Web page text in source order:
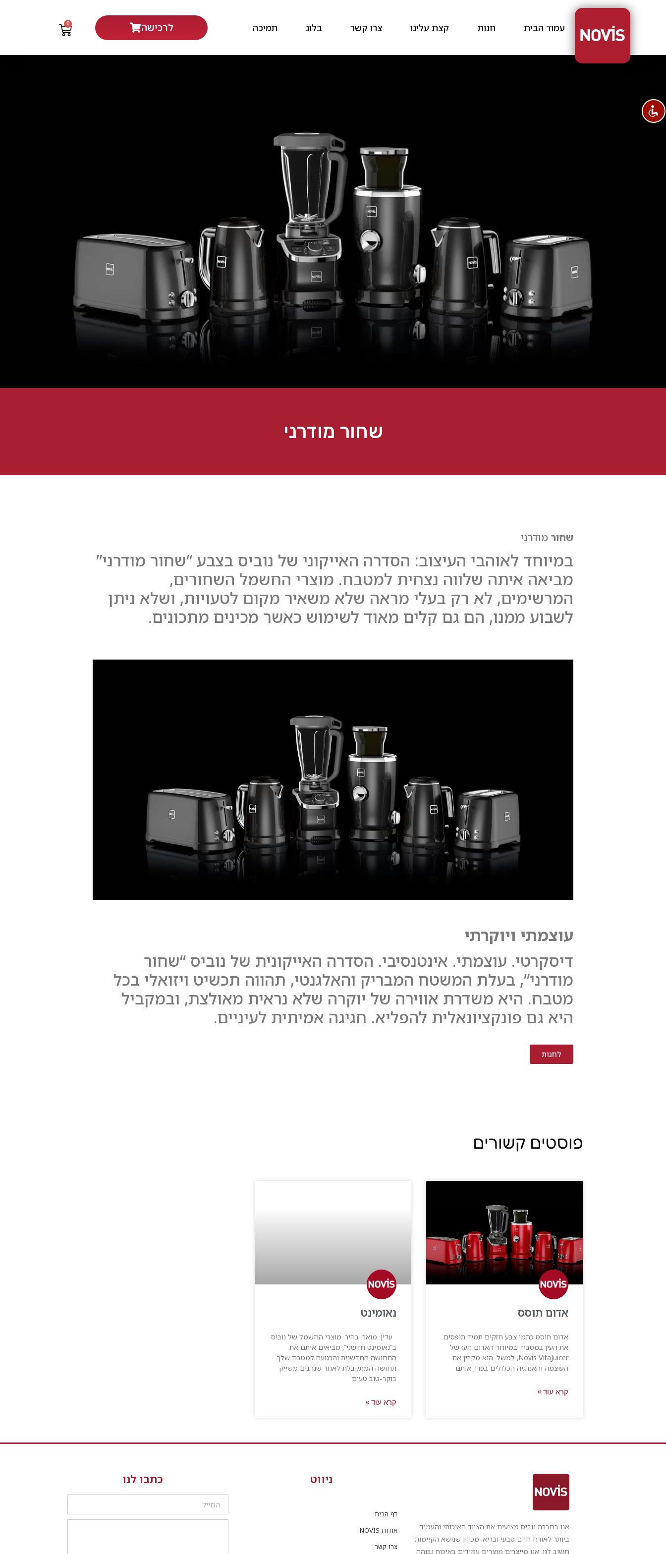
עמוד הבית חנות קצת עלינו צרו קשר בלוג תמיכה לרכישה 0
שחור מודרני
שחור מודרני
במיוחד לאוהבי העיצוב: הסדרה האייקוני של נוביס בצבע “שחור מודרני”
מביאה איתה שלווה נצחית למטבח. מוצרי החשמל השחורים,
המרשימים, לא רק בעלי מראה שלא משאיר מקום לטעויות, ושלא ניתן
לשבוע ממנו, הם גם קלים מאוד לשימוש כאשר מכינים מתכונים.
עוצמתי ויוקרתי
דיסקרטי. עוצמתי. אינטנסיבי. הסדרה האייקונית של נוביס “שחור
מודרני”, בעלת המשטח המבריק והאלגנטי, תהווה תכשיט ויזואלי בכל
מטבח. היא משדרת אווירה של יוקרה שלא נראית מאולצת, ובמקביל
היא גם פונקציונאלית להפליא. חגיגה אמיתית לעיניים.
לחנות
פוסטים קשורים
אדום תוסס
אדום תוסס כתמי צבע חזקים תמיד תופסים
את העין במטבח. במיוחד האדום העז של
Novis VitaJuicer, למשל. הוא מקרין את
העוצמה והאנרגיה הכלולים בפרי, אותם
קרא עוד »
נאומינט
עדין. מואר. בהיר. מוצרי החשמל של נוביס
ב”נאומינט חדשני”, מביאים איתם את
התחושה החדשנית והרגועה למטבח שלך.
תחושה המתקבלת לאחר שנהנים משייק
בוקר-טוב טעים
קרא עוד »
אנו בחברת נוביס מציעים את הציוד האיכותי והעמיד
ביותר לאורח חיים טבעי ובריא. מכיוון שנושא הקיימות
חשוב לנו, אנו מייצרים מוצרים עמידים באיכות גבוהה
ניווט
דף הבית
אודות NOVIS
צרו קשר
כתבו לנו